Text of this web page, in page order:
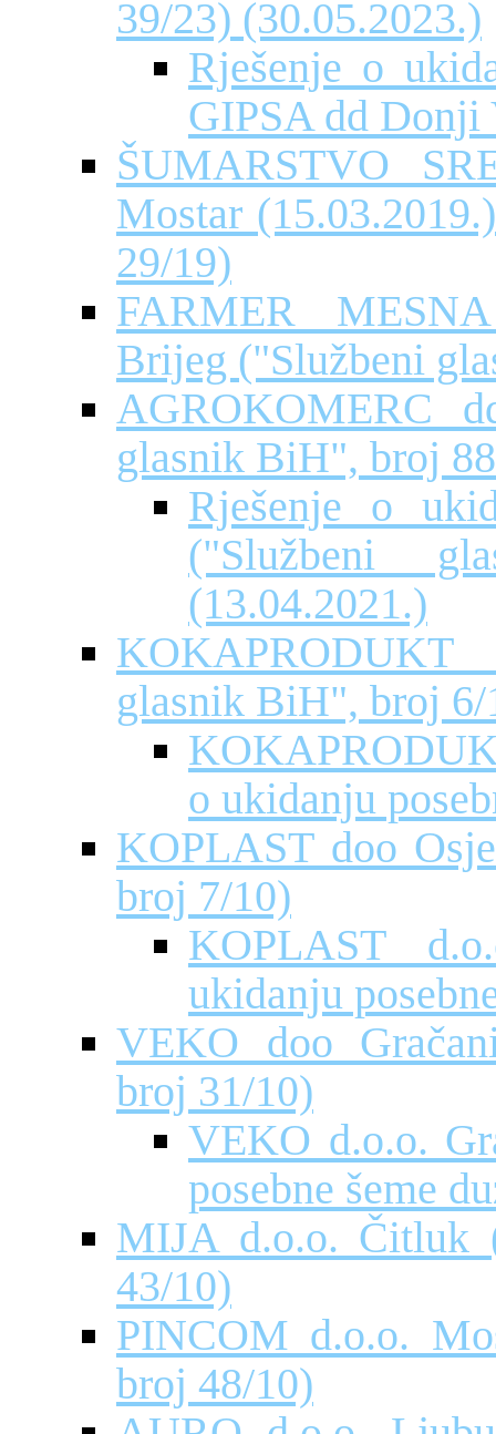
39/23) (30.05.2023.)
Rješenje o
GIPSA dd Donji
ŠUMARSTVO
Mostar
29/19)
FARMER
Brijeg ("Službeni
AGROKOMERC
glasnik BiH", broj
Rješenje o
("Službeni
(13.04.2021.)
glasnik BiH", broj 6/
o ukidanju
KOPLAST doo
broj 7/10)
KOPLAST
ukidanju
VEKO doo
broj 31/10)
VEKO d.o.o.
posebne šeme
MIJA d.o.o. Čitluk
43/10)
PINCOM d.o.o.
broj 48/10)